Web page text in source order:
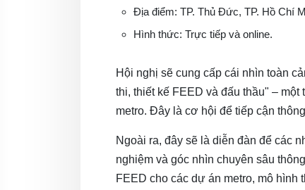
Địa điểm: TP. Thủ Đức, TP. Hồ Chí
Hình thức: Trực tiếp và online.
Hội nghị sẽ cung cấp cái nhìn toàn
thi, thiết kế FEED và đấu thầu" –
metro. Đây là cơ hội để tiếp cận
Ngoài ra, đây sẽ là diễn đàn để các
nghiệm và góc nhìn chuyên sâu
FEED cho các dự án metro, mô